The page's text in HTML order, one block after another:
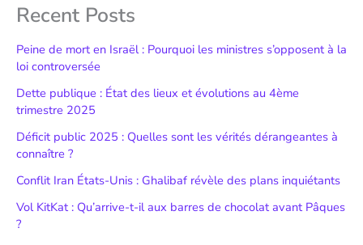
Recent Posts
Peine de mort en Israël : Pourquoi les ministres s’opposent à la
loi controversée
Dette publique : État des lieux et évolutions au 4ème
trimestre 2025
Déficit public 2025 : Quelles sont les vérités dérangeantes à
connaître ?
Conflit Iran États-Unis : Ghalibaf révèle des plans inquiétants
Vol KitKat : Qu’arrive-t-il aux barres de chocolat avant Pâques
?